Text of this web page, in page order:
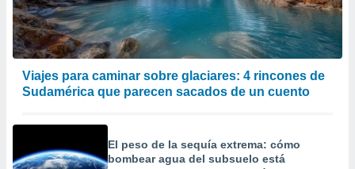
Viajes para caminar sobre glaciares: 4 rincones de
Sudamérica que parecen sacados de un cuento
El peso de la sequía extrema: cómo
bombear agua del subsuelo está